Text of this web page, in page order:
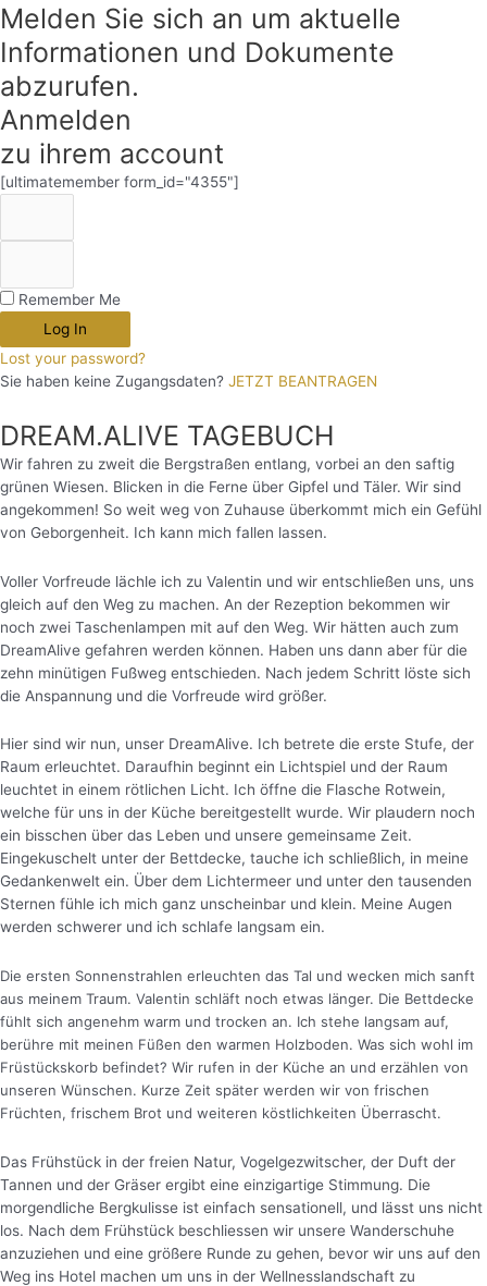
Melden Sie sich an um aktuelle
Informationen und Dokumente
abzurufen.
Anmelden
zu ihrem account
[ultimatemember form_id="4355"]
Remember Me
Log In
Lost your password?
Sie haben keine Zugangsdaten? JETZT BEANTRAGEN
DREAM.ALIVE TAGEBUCH
Wir fahren zu zweit die Bergstraßen entlang, vorbei an den saftig
grünen Wiesen. Blicken in die Ferne über Gipfel und Täler. Wir sind
angekommen! So weit weg von Zuhause überkommt mich ein Gefühl
von Geborgenheit. Ich kann mich fallen lassen.
Voller Vorfreude lächle ich zu Valentin und wir entschließen uns, uns
gleich auf den Weg zu machen. An der Rezeption bekommen wir
noch zwei Taschenlampen mit auf den Weg. Wir hätten auch zum
DreamAlive gefahren werden können. Haben uns dann aber für die
zehn minütigen Fußweg entschieden. Nach jedem Schritt löste sich
die Anspannung und die Vorfreude wird größer.
Hier sind wir nun, unser DreamAlive. Ich betrete die erste Stufe, der
Raum erleuchtet. Daraufhin beginnt ein Lichtspiel und der Raum
leuchtet in einem rötlichen Licht. Ich öffne die Flasche Rotwein,
welche für uns in der Küche bereitgestellt wurde. Wir plaudern noch
ein bisschen über das Leben und unsere gemeinsame Zeit.
Eingekuschelt unter der Bettdecke, tauche ich schließlich, in meine
Gedankenwelt ein. Über dem Lichtermeer und unter den tausenden
Sternen fühle ich mich ganz unscheinbar und klein. Meine Augen
werden schwerer und ich schlafe langsam ein.
Die ersten Sonnenstrahlen erleuchten das Tal und wecken mich sanft
aus meinem Traum. Valentin schläft noch etwas länger. Die Bettdecke
fühlt sich angenehm warm und trocken an. Ich stehe langsam auf,
berühre mit meinen Füßen den warmen Holzboden. Was sich wohl im
Früstückskorb befindet? Wir rufen in der Küche an und erzählen von
unseren Wünschen. Kurze Zeit später werden wir von frischen
Früchten, frischem Brot und weiteren köstlichkeiten Überrascht.
Das Frühstück in der freien Natur, Vogelgezwitscher, der Duft der
Tannen und der Gräser ergibt eine einzigartige Stimmung. Die
morgendliche Bergkulisse ist einfach sensationell, und lässt uns nicht
los. Nach dem Frühstück beschliessen wir unsere Wanderschuhe
anzuziehen und eine größere Runde zu gehen, bevor wir uns auf den
Weg ins Hotel machen um uns in der Wellnesslandschaft zu